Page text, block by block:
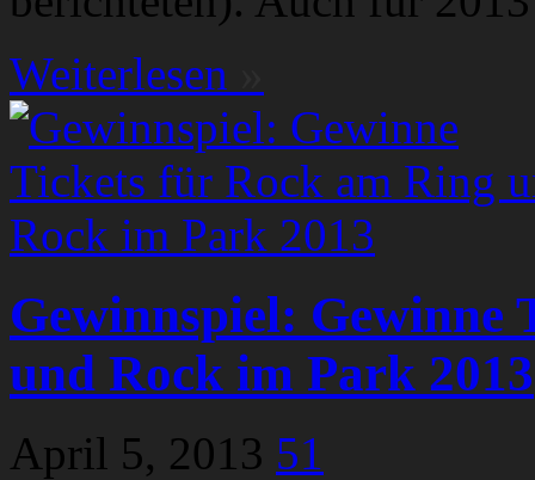
Weiterlesen
Gewinnspiel: Gewinne
und Rock im Park 2013
April 5, 2013 51